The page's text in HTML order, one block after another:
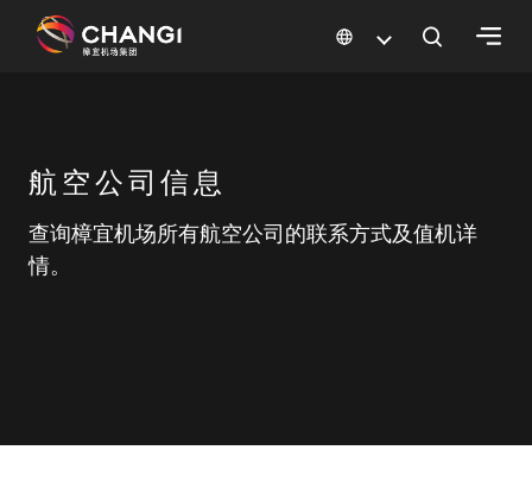
有
樟
宜
网
言:
航空公司信息
查询樟宜机场所有航空公司的联系方式及值机详
情。